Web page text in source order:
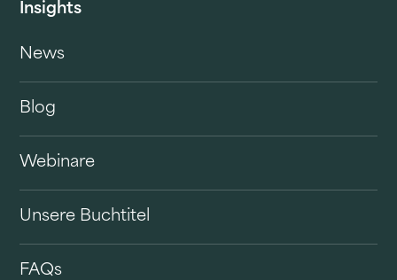
Insights
News
Blog
Webinare
Unsere Buchtitel
FAQs